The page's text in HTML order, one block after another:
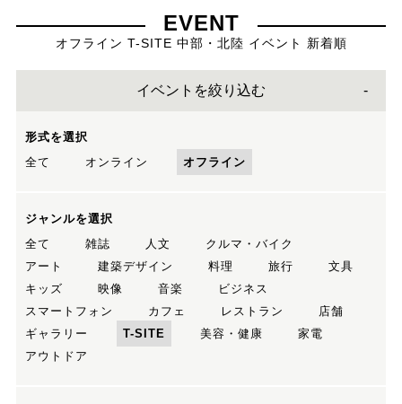
EVENT
オフライン T-SITE 中部・北陸 イベント 新着順
イベントを絞り込む
形式を選択
全て
オンライン オフライン
ジャンルを選択
全て
雑誌 人文
クルマ・バイク
アート
建築デザイン 料理 旅行
文具
キッズ
映像 音楽
ビジネス
スマートフォン
カフェ レストラン
店舗
ギャラリー
T-SITE 美容・健康
家電
アウトドア